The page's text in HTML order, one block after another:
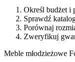
Określ budżet i
Sprawdź
Porównaj
Zweryfikuj
Meble młodzieżowe